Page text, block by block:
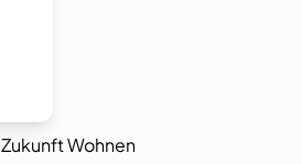
Zukunft Wohnen